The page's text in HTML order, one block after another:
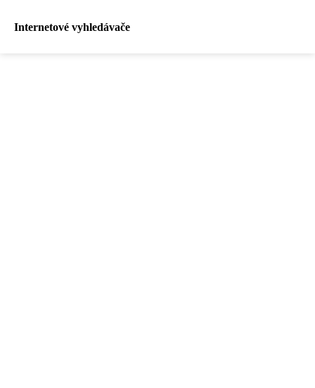
Internetové vyhledávače